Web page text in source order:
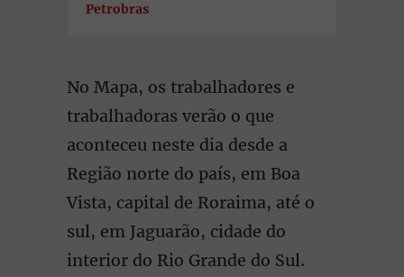
Petrobras
No Mapa, os trabalhadores e
trabalhadoras verão o que
aconteceu neste dia desde a
Região norte do país, em Boa
Vista, capital de Roraima, até o
sul, em Jaguarão, cidade do
interior do Rio Grande do Sul.